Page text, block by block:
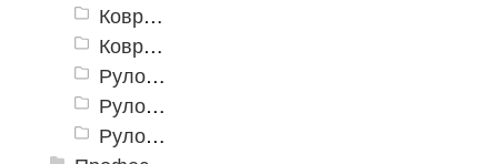
Коврики «Карелия» 1200х2500 мм
Коврики «Карелия» 1500х3000 мм
Рулон «Карелия» 900 мм
Рулон «Карелия» 1200 мм
Рулон «Карелия» 2000 мм